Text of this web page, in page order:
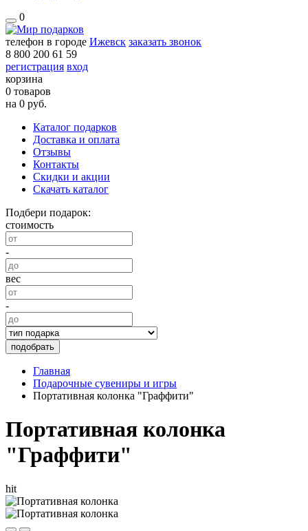
0
телефон в городе Ижевск заказать звонок
8 800 200 61 59
регистрация вход
корзина
0 товаров
на 0 руб.
Каталог подарков
Доставка и оплата
Отзывы
Контакты
Скидки и акции
Скачать каталог
Подбери подарок:
стоимость
-
вес
-
подобрать
Главная
Подарочные сувениры и игры
Портативная колонка "Граффити"
Портативная колонка
"Граффити"
hit